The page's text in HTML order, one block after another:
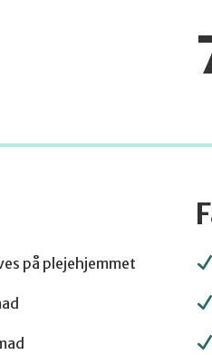
på plejehjemmet